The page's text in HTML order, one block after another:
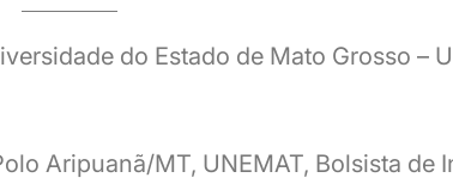
do Estado de Mato Grosso –
Aripuanã/MT, UNEMAT, Bolsista de